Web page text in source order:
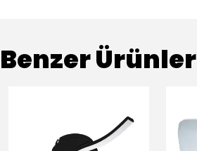
Benzer Ürünler